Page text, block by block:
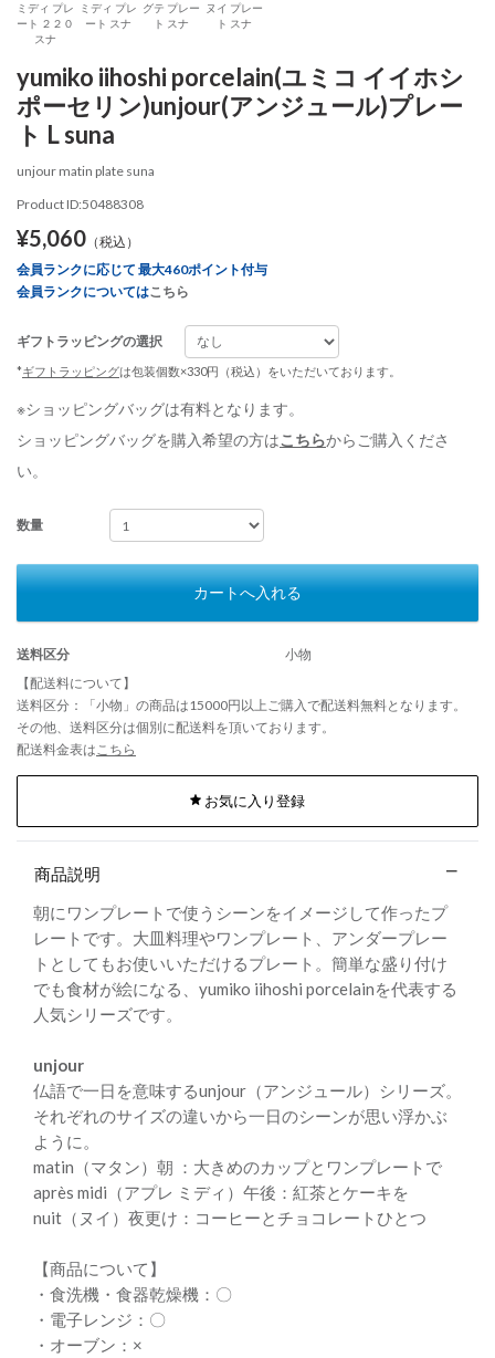
ミディ プレ
ート ２２０
スナ
ミディ プレ
ート スナ
グテ プレー
ト スナ
ヌイ プレー
ト スナ
yumiko iihoshi porcelain(ユミコ イイホシ
ポーセリン)unjour(アンジュール)プレー
ト L suna
unjour matin plate suna
Product ID:50488308
¥5,060 （税込）
会員ランクに応じて 最大460ポイント付与
会員ランクについてはこちら
ギフトラッピングの選択
*ギフトラッピングは包装個数×330円（税込）をいただいております。
※ショッピングバッグは有料となります。
ショッピングバッグを購入希望の方はこちらからご購入くださ
い。
数量
カートへ入れる
送料区分
小物
【配送料について】
送料区分：「小物」の商品は15000円以上ご購入で配送料無料となります。
その他、送料区分は個別に配送料を頂いております。
配送料金表はこちら
お気に入り登録
商品説明
朝にワンプレートで使うシーンをイメージして作ったプ
レートです。大皿料理やワンプレート、アンダープレー
トとしてもお使いいただけるプレート。簡単な盛り付け
でも食材が絵になる、yumiko iihoshi porcelainを代表する
人気シリーズです。
unjour
仏語で一日を意味するunjour（アンジュール）シリーズ。
それぞれのサイズの違いから一日のシーンが思い浮かぶ
ように。
matin（マタン）朝 ：大きめのカップとワンプレートで
après midi（アプレ ミディ）午後：紅茶とケーキを
nuit（ヌイ）夜更け：コーヒーとチョコレートひとつ
【商品について】
・食洗機・食器乾燥機：〇
・電子レンジ：〇
・オーブン：×